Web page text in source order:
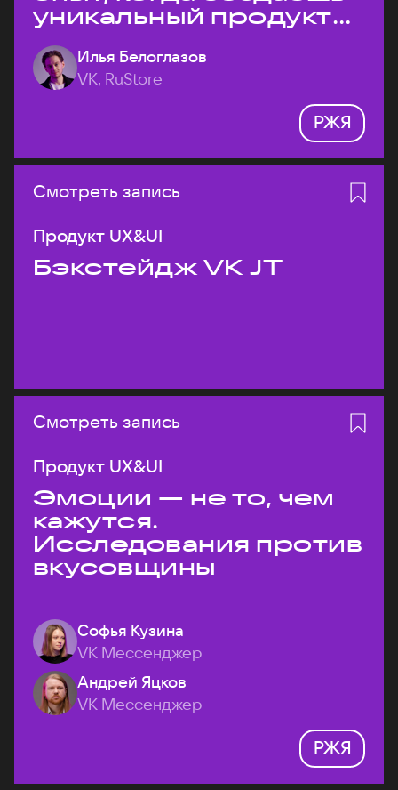
уникальный продукт
на рынке?
Илья Белоглазов
VK, RuStore
РЖЯ
Смотреть запись
Продукт UX&UI
Бэкстейдж VK JT
Смотреть запись
Продукт UX&UI
Эмоции — не то, чем
кажутся.
Исследования против
вкусовщины
Софья Кузина
VK Мессенджер
Андрей Яцков
VK Мессенджер
РЖЯ